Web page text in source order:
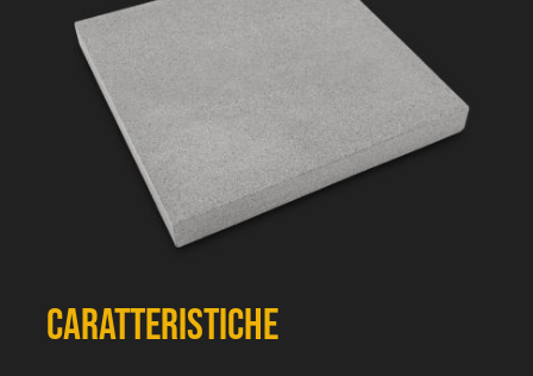
Caratteristiche